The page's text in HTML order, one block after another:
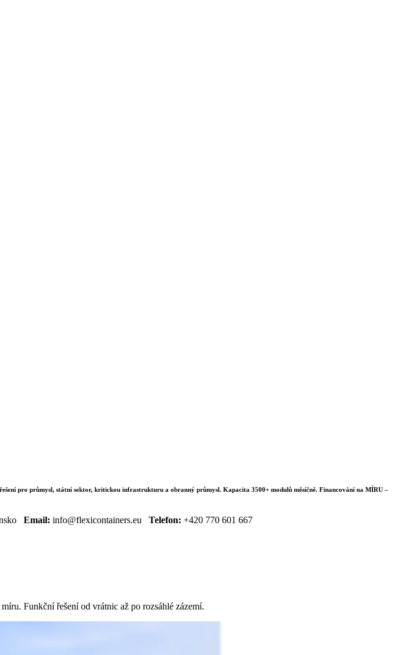
pro průmysl, státní sektor, kritickou infrastrukturu a obranný průmysl. Kapacita 3500+ modulů měsíčně. Financování na MÍRU –
Email: info@flexicontainers.eu Telefon: +420 770 601 667
Funkční řešení od vrátnic až po rozsáhlé zázemí.